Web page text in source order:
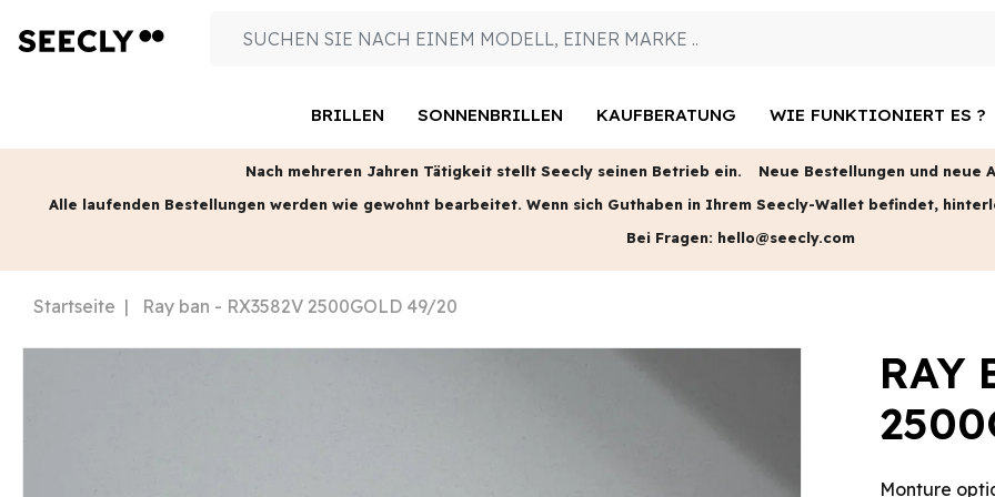
BRILLEN SONNENBRILLEN KAUFBERATUNG WIE FUNKTIONIERT ES ?
Nach mehreren Jahren Tätigkeit stellt Seecly seinen Betrieb ein.
Neue Bestellungen und neue
Alle laufenden Bestellungen werden wie gewohnt bearbeitet. Wenn sich Guthaben in Ihrem Seecly-Wallet befindet,
Bei Fragen: hello@seecly.com
Startseite Ray ban - RX3582V 2500GOLD 49/20
RAY
Monture